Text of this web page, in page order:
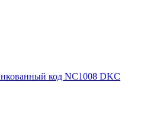
код NC1008 DKC